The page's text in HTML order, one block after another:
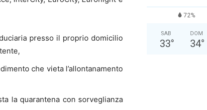
presso il proprio domicilio
che vieta l’allontanamento
la quarantena con sorveglianza
72%
SAB
33°
DOM
34°